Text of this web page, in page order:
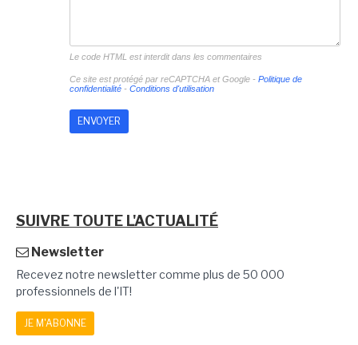
Le code HTML est interdit dans les commentaires
Ce site est protégé par reCAPTCHA et Google - Politique de
confidentialité- Conditions d'utilisation
SUIVRE TOUTE L'ACTUALITÉ
Newsletter
Recevez notre newsletter comme plus de 50 000
professionnels de l'IT!
JE M'ABONNE